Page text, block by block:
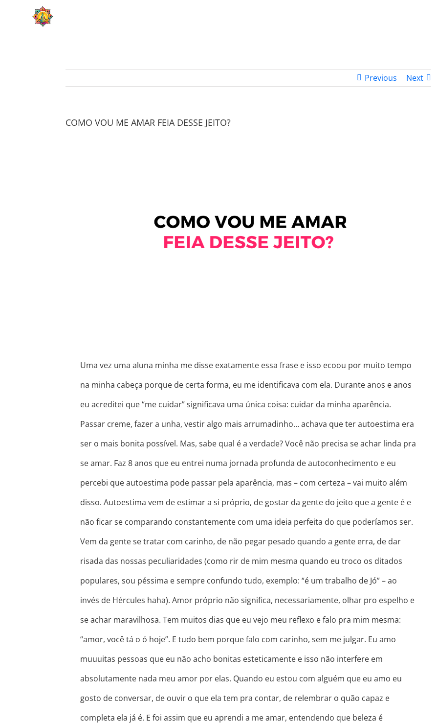
Previous Next
COMO VOU ME AMAR FEIA DESSE JEITO?
Uma vez uma aluna minha me disse exatamente essa frase e isso ecoou por muito tempo
na minha cabeça porque de certa forma, eu me identificava com ela. Durante anos e anos
eu acreditei que “me cuidar” significava uma única coisa: cuidar da minha aparência.
Passar creme, fazer a unha, vestir algo mais arrumadinho… achava que ter autoestima era
ser o mais bonita possível. Mas, sabe qual é a verdade? Você não precisa se achar linda pra
se amar. Faz 8 anos que eu entrei numa jornada profunda de autoconhecimento e eu
percebi que autoestima pode passar pela aparência, mas – com certeza – vai muito além
disso. Autoestima vem de estimar a si próprio, de gostar da gente do jeito que a gente é e
não ficar se comparando constantemente com uma ideia perfeita do que poderíamos ser.
Vem da gente se tratar com carinho, de não pegar pesado quando a gente erra, de dar
risada das nossas peculiaridades (como rir de mim mesma quando eu troco os ditados
populares, sou péssima e sempre confundo tudo, exemplo: “é um trabalho de Jó” – ao
invés de Hércules haha). Amor próprio não significa, necessariamente, olhar pro espelho e
se achar maravilhosa. Tem muitos dias que eu vejo meu reflexo e falo pra mim mesma:
“amor, você tá o ó hoje”. E tudo bem porque falo com carinho, sem me julgar. Eu amo
muuuitas pessoas que eu não acho bonitas esteticamente e isso não interfere em
absolutamente nada meu amor por elas. Quando eu estou com alguém que eu amo eu
gosto de conversar, de ouvir o que ela tem pra contar, de relembrar o quão capaz e
completa ela já é. E foi assim que eu aprendi a me amar, entendendo que beleza é